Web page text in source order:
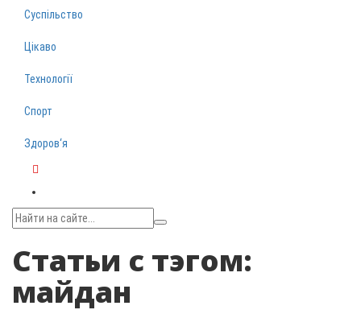
Суспільство
Цікаво
Технології
Спорт
Здоров‘я
Статьи с тэгом:
майдан